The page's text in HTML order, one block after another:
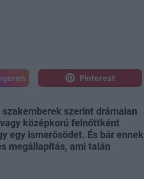
Pinterest
szerint drámaian
középkorú felnőttként
egy ismerősödet. És bár ennek
megállapítás, ami talán